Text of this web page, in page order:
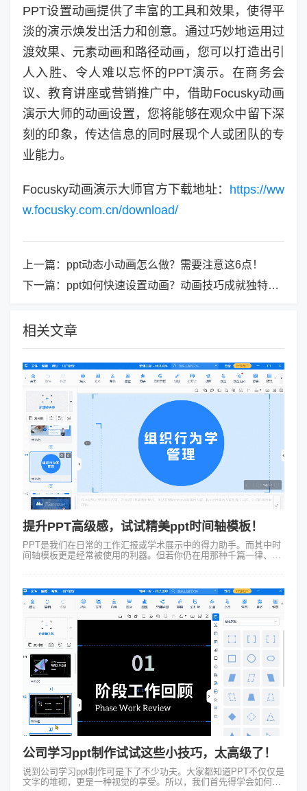
PPT设置动画提供了丰富的工具和效果，使得平
淡的演示焕发出活力和创意。通过巧妙地运用过
渡效果、元素动画和路径动画，您可以打造出引
人入胜、令人难以忘怀的PPT演示。在商务会
议、教育讲座或营销推广中，借助Focusky动画
演示大师的动画设置，您将能够在观众中留下深
刻的印象，传达信息的同时展现个人或团队的专
业能力。
Focusky动画演示大师官方下载地址： https://ww
w.focusky.com.cn/download/
上一篇： ppt动态小动画怎么做？需要注意这6点！
下一篇： ppt如何快速设置动画？动画技巧成就独特演示！
相关文章
提升PPT高级感，试试精美ppt时间轴模板！
PPT是我们在日常的工作汇报或学术展示中的得力助手。而其中时
间轴模板更是经常被使用的利器。但若你仍在用那种千篇一律、毫
公司学习ppt制作试试这些小技巧，太高级了！
说到公司学习ppt制作可是下了不少功夫。大家都知道PPT不仅仅是
文字的堆砌，更是一种视觉的享受。所以，我们首先得学会如何搭